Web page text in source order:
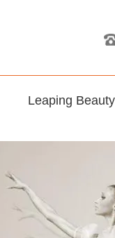
Leaping